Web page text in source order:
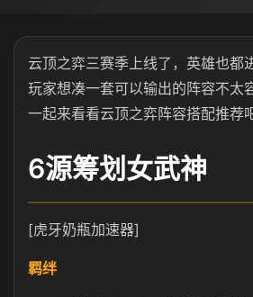
云顶之弈三赛季上线了，英雄也都
玩家想凑一套可以输出的阵容不太
一起来看看云顶之弈阵容搭配推荐吧
6源筹划女武神
[虎牙奶瓶加速器]
羁绊